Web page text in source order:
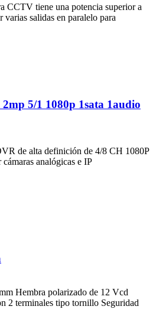
CCTV tiene una potencia superior a
varias salidas en paralelo para
5/1 1080p 1sata 1audio
de alta definición de 4/8 CH 1080P
analógicas e IP
Hembra polarizado de 12 Vcd
2 terminales tipo tornillo Seguridad